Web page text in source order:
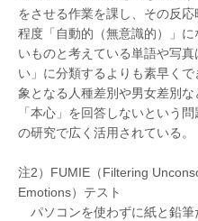
をさせる作業を課し、その反
程度「自動的（無意識的）」
いものと考えている単語や写
い」に分類するよりも素早く
象となる人種差別や男女差別
「本心」を回答しないという
の研究で広く活用されている。
注2）FUMIE（Filtering
Emotions）テスト
パソコンを使わずに紙と鉛筆